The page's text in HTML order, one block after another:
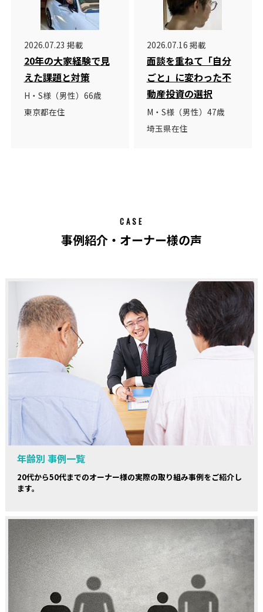
2026.07.23 掲載
20年の大家経験で見
えた課題と対策
H・S様（男性）66歳
東京都在住
2026.07.16 掲載
面談を重ねて「自分
ごと」に変わった不
動産投資の選択
M・S様（男性）47歳
埼玉県在住
CASE
事例紹介・オーナー様の声
年齢別 事例一覧
20代から50代までのオーナー様の実際の取り組み事例をご紹介し
ます。